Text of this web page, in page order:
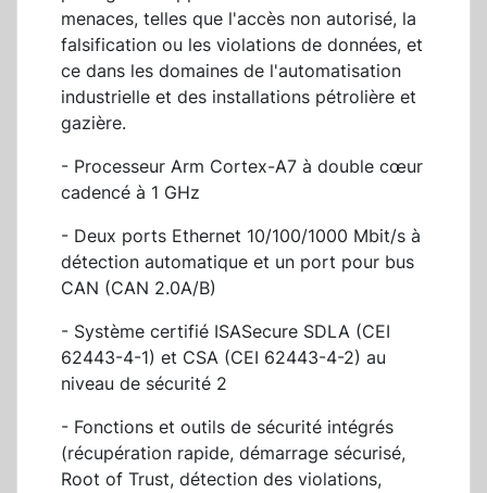
menaces, telles que l'accès non autorisé, la
falsification ou les violations de données, et
ce dans les domaines de l'automatisation
industrielle et des installations pétrolière et
gazière.
- Processeur Arm Cortex-A7 à double cœur
cadencé à 1 GHz
- Deux ports Ethernet 10/100/1000 Mbit/s à
détection automatique et un port pour bus
CAN (CAN 2.0A/B)
- Système certifié ISASecure SDLA (CEI
62443-4-1) et CSA (CEI 62443-4-2) au
niveau de sécurité 2
- Fonctions et outils de sécurité intégrés
(récupération rapide, démarrage sécurisé,
Root of Trust, détection des violations,